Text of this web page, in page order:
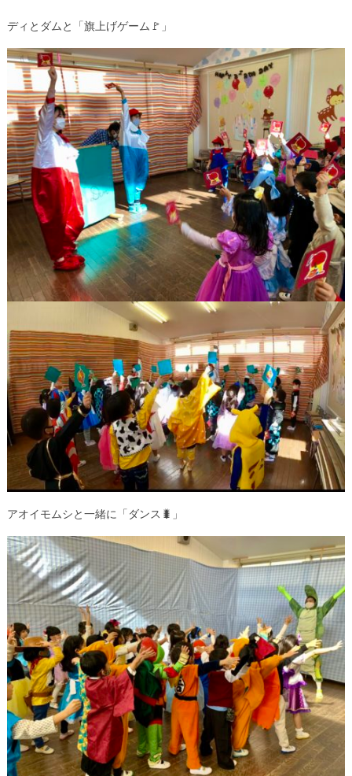
ディとダムと「旗上げゲーム🚩」
アオイモムシと一緒に「ダンス🐛」